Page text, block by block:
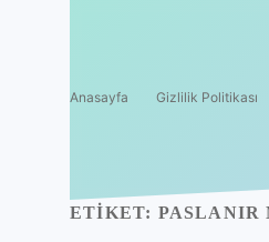
Anasayfa Gizlilik Politikası
ETIKET: PASLANIR